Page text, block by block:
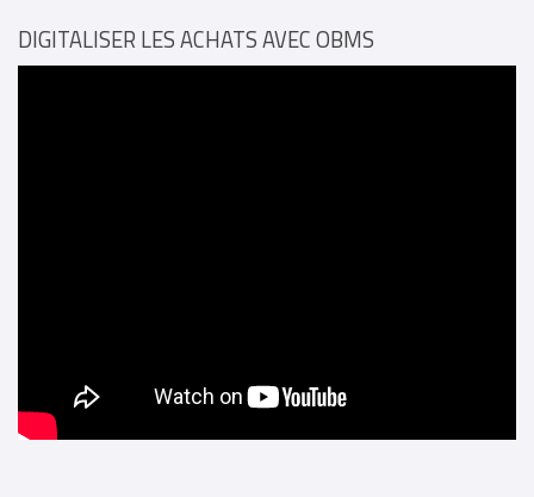
DIGITALISER LES ACHATS AVEC OBMS